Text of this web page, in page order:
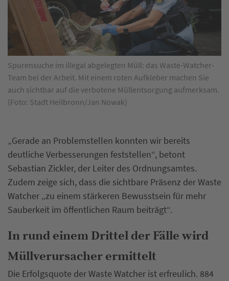
Spurensuche im illegal abgelegten Müll: das Waste-Watcher-
Team bei der Arbeit. Mit einem roten Aufkleber machen Sie
auch sichtbar auf die verbotene Müllentsorgung aufmerksam.
(Foto: Stadt Heilbronn/Jan Nowak)
„Gerade an Problemstellen konnten wir bereits
deutliche Verbesserungen feststellen“, betont
Sebastian Zickler, der Leiter des Ordnungsamtes.
Zudem zeige sich, dass die sichtbare Präsenz der Waste
Watcher „zu einem stärkeren Bewusstsein für mehr
Sauberkeit im öffentlichen Raum beiträgt“.
In rund einem Drittel der Fälle wird
Müllverursacher ermittelt
Die Erfolgsquote der Waste Watcher ist erfreulich. 884